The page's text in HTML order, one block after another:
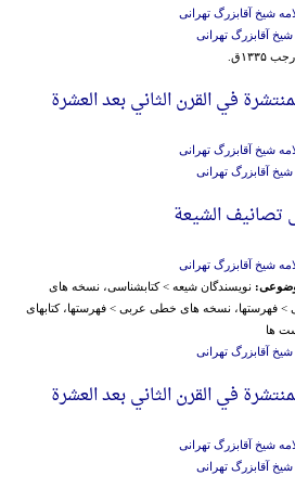
شیخ آقابزرگ تهرانی
شیخ آقابزرگ تهرانی
رجب ۱۳۳۵ق.
في القرن الثاني بعد العشرة
شیخ آقابزرگ تهرانی
شیخ آقابزرگ تهرانی
تصانیف الشیعة
شیخ آقابزرگ تهرانی
نویسندگان شیعه > کتابشناسی، نسخه های
فهرستها، نسخه های خطی عربی > فهرستها، کتابهای
ها
شیخ آقابزرگ تهرانی
في القرن الثاني بعد العشرة
شیخ آقابزرگ تهرانی
شیخ آقابزرگ تهرانی